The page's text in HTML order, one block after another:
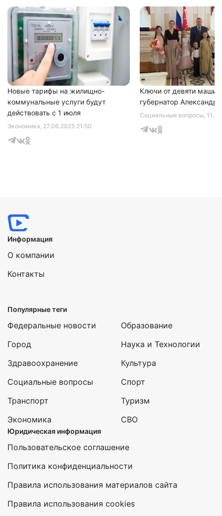
Экономика, 27.06.2025 21:50
Новые тарифы на жилищно-
коммунальные услуги будут
действовать с 1 июля
Социальные вопросы,
Ключи от девяти машин
губернатор Александр
Нажимая на кнопку "Отправить" вы
соглашаетесь с
политикой конфиденциальности
Информация
О компании
Контакты
Популярные теги
Федеральные новости
Город
Здравоохранение
Социальные вопросы
Транспорт
Экономика
Образование
Наука и Технологии
Культура
Спорт
Туризм
СВО
Юридическая информация
Пользовательское соглашение
Политика конфиденциальности
Правила использования материалов сайта
Правила использования cookies